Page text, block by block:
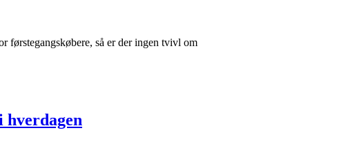
førstegangskøbere, så er der ingen tvivl om
hverdagen